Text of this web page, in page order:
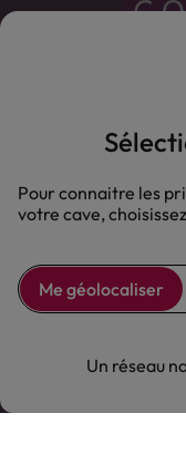
Comptoir des
Notre offre
Notre offre
Pour connaitre les
votre cave,
Me géolocaliser
Un réseau